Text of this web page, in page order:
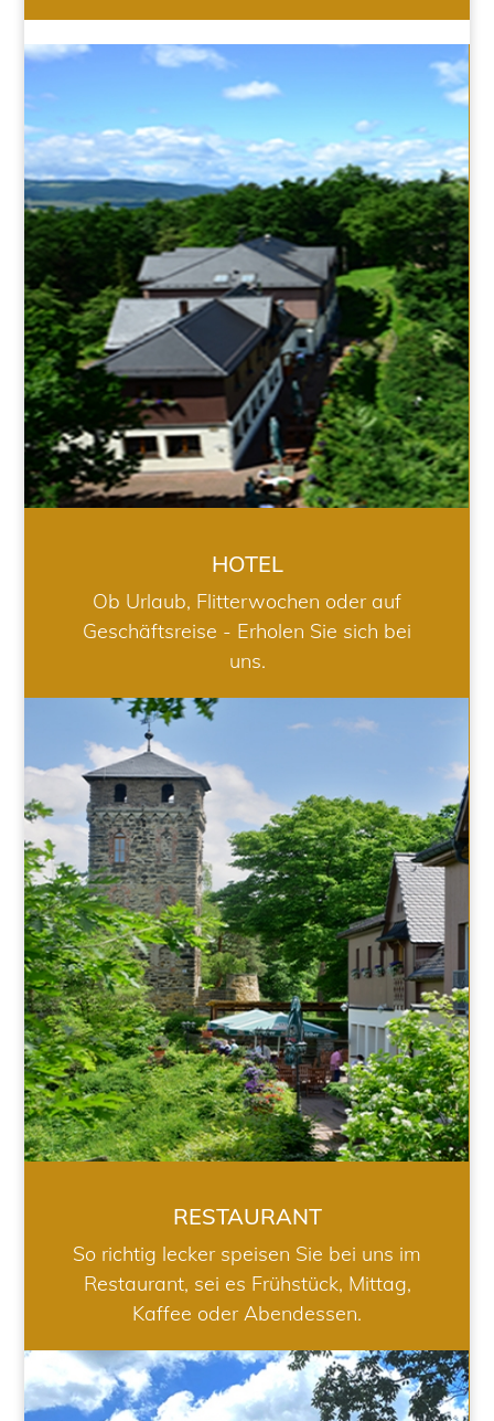
HOTEL
HOTEL
Ob Urlaub, Flitterwochen oder auf
Geschäftsreise - Erholen Sie sich bei
uns.
RESTAURANT
RESTAURANT
So richtig lecker speisen Sie bei uns im
Restaurant, sei es Frühstück, Mittag,
Kaffee oder Abendessen.